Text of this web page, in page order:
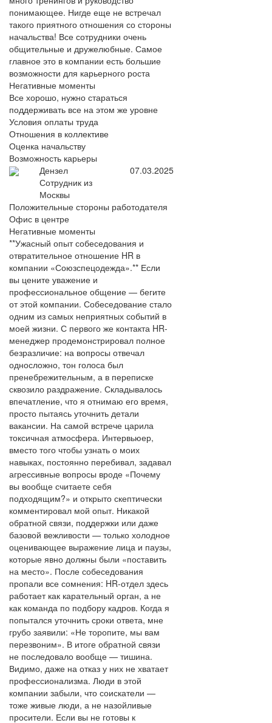
понимающее. Нигде еще не встречал
такого приятного отношения со стороны
начальства! Все сотрудники очень
общительные и дружелюбные. Самое
главное это в компании есть большие
возможности для карьерного роста
Негативные моменты
Все хорошо, нужно стараться
поддерживать все на этом же уровне
Условия оплаты труда
Отношения в коллективе
Оценка начальству
Возможность карьеры
Дензел
Сотрудник из
Москвы
07.03.2025
Положительные стороны работодателя
Офис в центре
Негативные моменты
**Ужасный опыт собеседования и
отвратительное отношение HR в
компании «Союзспецодежда».** Если
вы цените уважение и
профессиональное общение — бегите
от этой компании. Собеседование стало
одним из самых неприятных событий в
моей жизни. С первого же контакта HR-
менеджер продемонстрировал полное
безразличие: на вопросы отвечал
односложно, тон голоса был
пренебрежительным, а в переписке
сквозило раздражение. Складывалось
впечатление, что я отнимаю его время,
просто пытаясь уточнить детали
вакансии. На самой встрече царила
токсичная атмосфера. Интервьюер,
вместо того чтобы узнать о моих
навыках, постоянно перебивал, задавал
агрессивные вопросы вроде «Почему
вы вообще считаете себя
подходящим?» и открыто скептически
комментировал мой опыт. Никакой
обратной связи, поддержки или даже
базовой вежливости — только холодное
оценивающее выражение лица и паузы,
которые явно должны были «поставить
на место». После собеседования
пропали все сомнения: HR-отдел здесь
работает как карательный орган, а не
как команда по подбору кадров. Когда я
попытался уточнить сроки ответа, мне
грубо заявили: «Не торопите, мы вам
перезвоним». В итоге обратной связи
не последовало вообще — тишина.
Видимо, даже на отказ у них не хватает
профессионализма. Люди в этой
компании забыли, что соискатели —
тоже живые люди, а не назойливые
просители. Если вы не готовы к